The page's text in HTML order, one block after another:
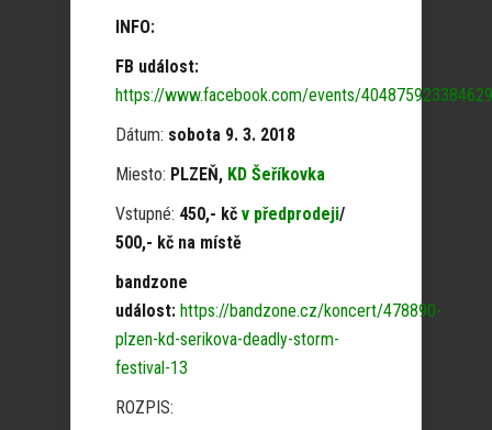
INFO:
FB událost:
https://www.facebook.com/events/
Dátum: sobota 9. 3. 2018
Miesto: PLZEŇ, KD Šeříkovka
Vstupné: 450,- kč v předprodeji/
500,- kč na místě
bandzone
událost: https://bandzone.cz/koncert/478890-
plzen-kd-serikova-deadly-storm-
festival-13
ROZPIS: